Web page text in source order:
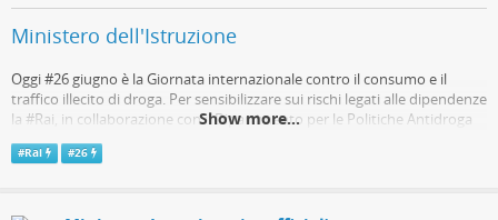
Ministero dell'Istruzione
Oggi #26 giugno è la Giornata internazionale contro il consumo e il
traffico illecito di droga. Per sensibilizzare sui rischi legati alle dipendenze
la #Rai, in collaborazione con il Dipartimento per le Politiche Antidroga
della Presidenza del Consig…
Telegram
Show more...
#Rai #26